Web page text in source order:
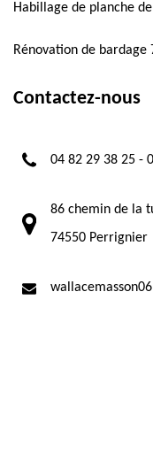
Habillage de planche
Rénovation de bardage
Contactez-nous
04 82 29 38 25 -
86 chemin de la
74550 Perrignier